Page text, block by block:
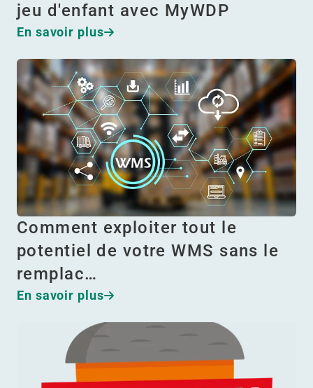
jeu d'enfant avec MyWDP
En savoir plus
Comment exploiter tout le
potentiel de votre WMS sans le
remplac…
En savoir plus